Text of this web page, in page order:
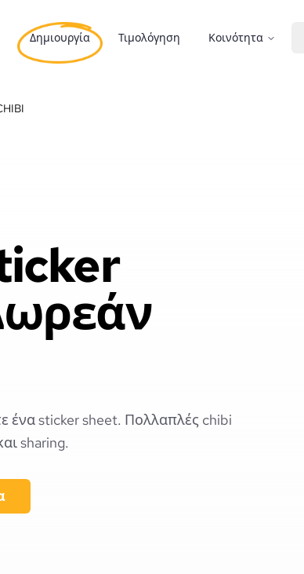
Δημιουργία Τιμολόγηση Κοινότητα
ένα sticker sheet. Πολλαπλές chibi
sharing.